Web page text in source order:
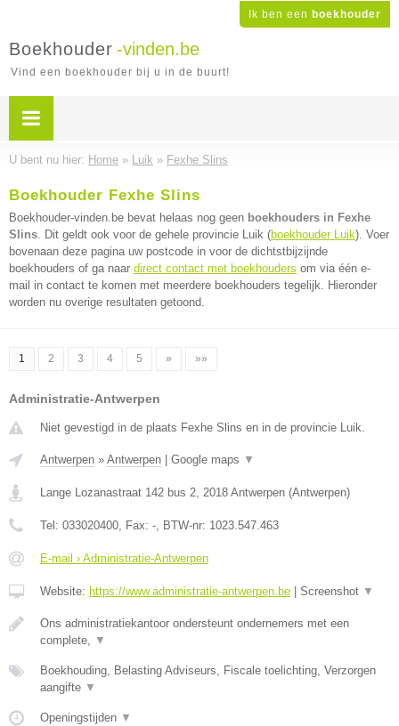
Ik ben een boekhouder
Boekhouder -vinden.be
Vind een boekhouder bij u in de buurt!
U bent nu hier: Home » Luik » Fexhe Slins
Boekhouder Fexhe Slins
Boekhouder-vinden.be bevat helaas nog geen boekhouders in Fexhe
Slins. Dit geldt ook voor de gehele provincie Luik (boekhouder Luik). Voer
bovenaan deze pagina uw postcode in voor de dichtstbijzijnde
boekhouders of ga naar direct contact met boekhouders om via één e-
mail in contact te komen met meerdere boekhouders tegelijk. Hieronder
worden nu overige resultaten getoond.
1 2 3 4 5 » »»
Administratie-Antwerpen
Niet gevestigd in de plaats Fexhe Slins en in de provincie Luik.
Antwerpen » Antwerpen Google maps ▼
Lange Lozanastraat 142 bus 2, 2018 Antwerpen (Antwerpen)
Tel: 033020400, Fax: -, BTW-nr: 1023.547.463
E-mail › Administratie-Antwerpen
Website: https://www.administratie-antwerpen.be Screenshot ▼
Ons administratiekantoor ondersteunt ondernemers met een
complete, ▼
Boekhouding, Belasting Adviseurs, Fiscale toelichting, Verzorgen
aangifte ▼
Openingstijden ▼